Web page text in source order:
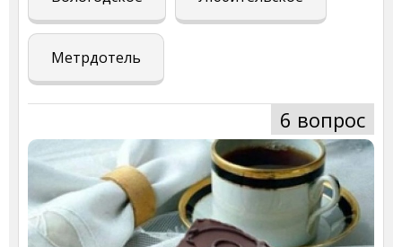
Метрдотель
6 вопрос